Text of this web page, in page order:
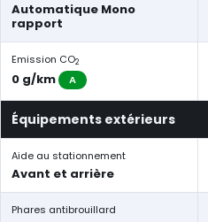
Automatique Mono
rapport
Emission CO2
0 g/km A
Équipements extérieurs
Aide au stationnement
Avant et arrière
Phares antibrouillard